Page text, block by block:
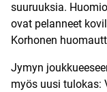
suuruuksia.
ovat pelanneet
Korhonen
Jymyn
myös uusi tulokas: